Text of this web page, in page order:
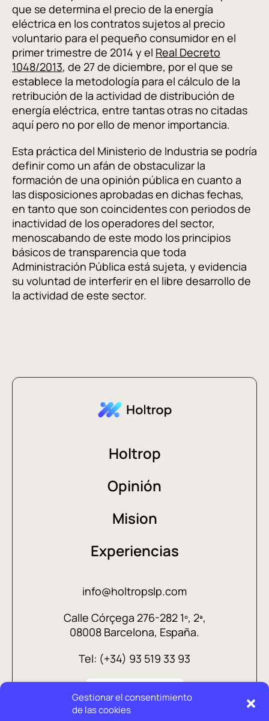
Gestionar el consentimiento
de las cookies
que se determina el precio de la energía
eléctrica en los contratos sujetos al precio
voluntario para el pequeño consumidor en el
primer trimestre de 2014 y el Real Decreto
1048/2013, de 27 de diciembre, por el que se
establece la metodología para el cálculo de la
retribución de la actividad de distribución de
energía eléctrica, entre tantas otras no citadas
aquí pero no por ello de menor importancia.
Esta práctica del Ministerio de Industria se podría
definir como un afán de obstaculizar la
formación de una opinión pública en cuanto a
las disposiciones aprobadas en dichas fechas,
en tanto que son coincidentes con periodos de
inactividad de los operadores del sector,
menoscabando de este modo los principios
básicos de transparencia que toda
Administración Pública está sujeta, y evidencia
su voluntad de interferir en el libre desarrollo de
la actividad de este sector.
Holtrop
Opinión
Mision
Experiencias
info@holtropslp.com
Calle Córçega 276-282 1º, 2ª,
08008 Barcelona, España.
Tel: (+34) 93 519 33 93